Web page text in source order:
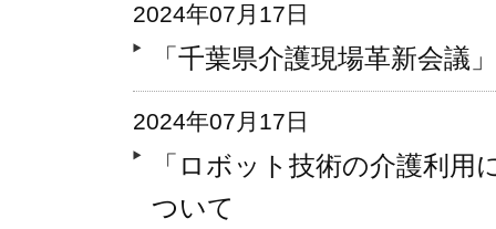
2024年07月17日
「千葉県介護現場革新会議
2024年07月17日
「ロボット技術の介護利
ついて